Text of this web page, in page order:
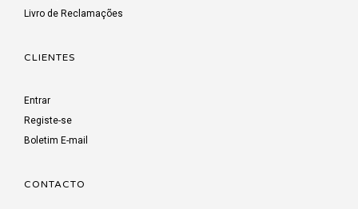
Livro de Reclamações
CLIENTES
Entrar
Registe-se
Boletim E-mail
CONTACTO